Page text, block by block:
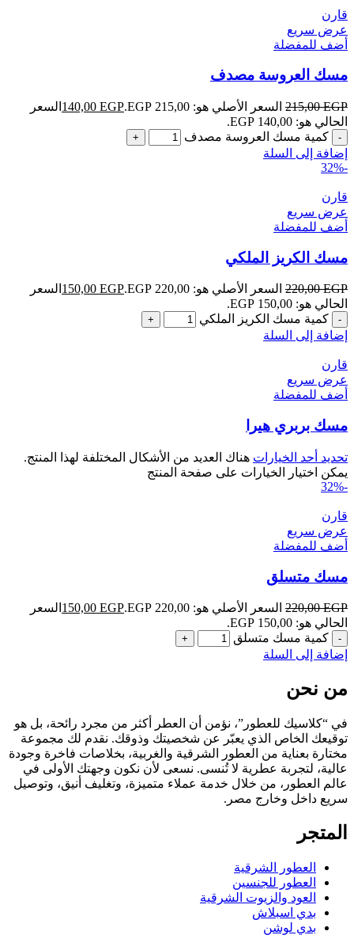
قارن
عرض سريع
أضف للمفضلة
مسك العروسة مصدف
215,00EGP السعر الأصلي هو: 215,00 EGP. 140,00 EGP
السعر
الحالي هو: 140,00 EGP.
كمية مسك العروسة مصدف
إضافة إلى السلة
-32%
قارن
عرض سريع
أضف للمفضلة
مسك الكريز الملكي
220,00EGP السعر الأصلي هو: 220,00 EGP. 150,00 EGP
السعر
الحالي هو: 150,00 EGP.
كمية مسك الكريز الملكي
إضافة إلى السلة
قارن
عرض سريع
أضف للمفضلة
مسك بربري هيرا
تحديد أحد الخيارات هناك العديد من الأشكال المختلفة لهذا المنتج.
يمكن اختيار الخيارات على صفحة المنتج
-32%
قارن
عرض سريع
أضف للمفضلة
مسك متسلق
220,00EGP السعر الأصلي هو: 220,00 EGP. 150,00 EGP
السعر
الحالي هو: 150,00 EGP.
كمية مسك متسلق
إضافة إلى السلة
من نحن
في “كلاسيك للعطور”، نؤمن أن العطر أكثر من مجرد رائحة، بل هو
توقيعك الخاص الذي يعبّر عن شخصيتك وذوقك. نقدم لك مجموعة
مختارة بعناية من العطور الشرقية والغربية، بخلاصات فاخرة وجودة
عالية، لتجربة عطرية لا تُنسى. نسعى لأن نكون وجهتك الأولى في
عالم العطور، من خلال خدمة عملاء متميزة، وتغليف أنيق، وتوصيل
سريع داخل وخارج مصر.
المتجر
العطور الشرقية
العطور للجنسين
العود والزيوت الشرقية
بدي اسبلاش
بدي لوشن